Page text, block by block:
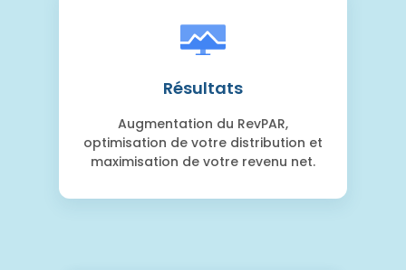
Résultats
Augmentation du RevPAR,
optimisation de votre distribution et
maximisation de votre revenu net.